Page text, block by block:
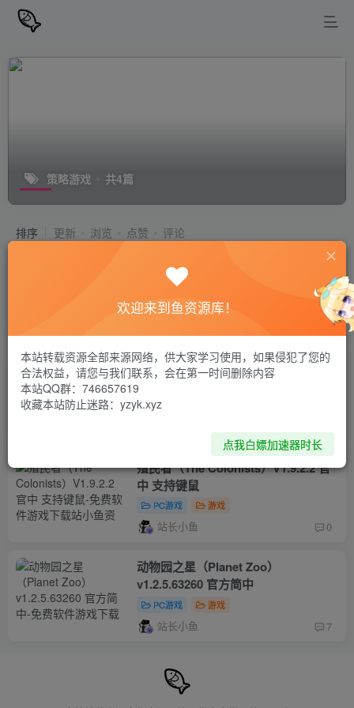
策略游戏 共4篇
排序 更新 浏览 点赞 评论
王国保卫战5：联盟（Kingdom Rush
Alliance）官方中文 附安卓无限钻石版
＋内付:5代通关及全英雄和塔存档＋苹
PC游戏 安卓游戏
诺兰德（NORLAND）v0.3924.5358.0
官方简中
PC游戏
殖民者（The Colonists）V1.9.2.2 官
中 支持键鼠
PC游戏 游戏
站长小鱼 0
动物园之星（Planet Zoo）
v1.2.5.63260 官方简中
PC游戏 游戏
站长小鱼 7
欢迎来到鱼资源库！
本站转载资源全部来源网络，供大家学习使用，如果侵犯了您的
合法权益，请您与我们联系，会在第一时间删除内容
本站QQ群：746657619
收藏本站防止迷路：yzyk.xyz
点我白嫖加速器时长